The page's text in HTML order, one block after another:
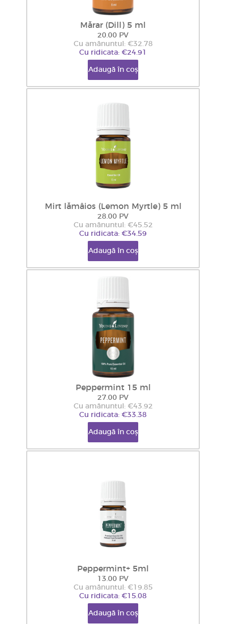
Mărar (Dill) 5 ml
20.00 PV
Cu amănuntul: €32.78
Cu ridicata: €24.91
Adaugă în coș
Mirt lămâios (Lemon Myrtle) 5 ml
28.00 PV
Cu amănuntul: €45.52
Cu ridicata: €34.59
Adaugă în coș
Peppermint 15 ml
27.00 PV
Cu amănuntul: €43.92
Cu ridicata: €33.38
Adaugă în coș
Peppermint+ 5ml
13.00 PV
Cu amănuntul: €19.85
Cu ridicata: €15.08
Adaugă în coș